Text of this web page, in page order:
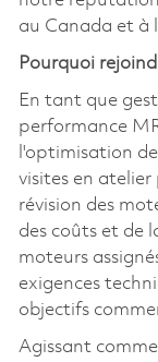
au Canada et à
Pourquoi
En tant que
performance
l'optimisation
visites en
révision des
des coûts et de
moteurs
exigences
objectifs
Agissant